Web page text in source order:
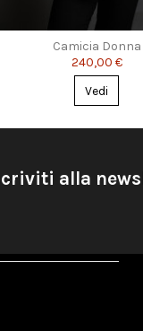
Camicia Donna
240,00 €
Vedi
alla